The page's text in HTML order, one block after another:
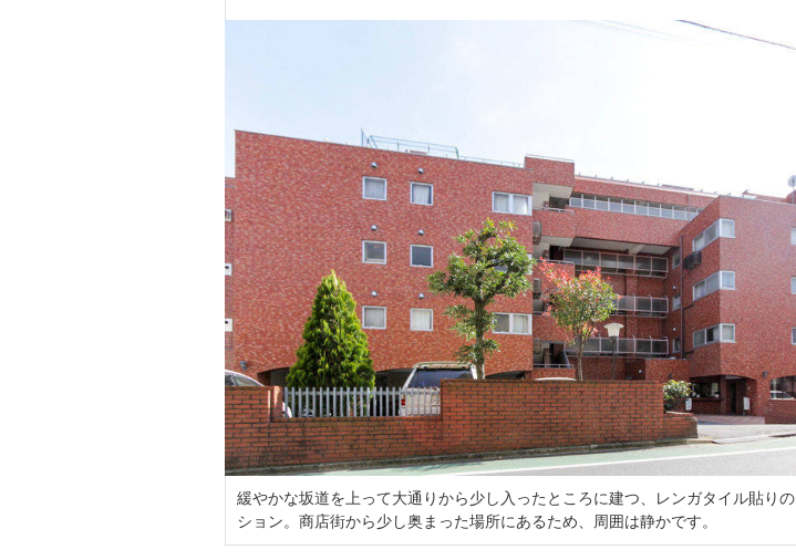
緩やかな坂道を上って大通りから少し入ったところに建つ、レンガタイル貼り
ション。商店街から少し奥まった場所にあるため、周囲は静かです。